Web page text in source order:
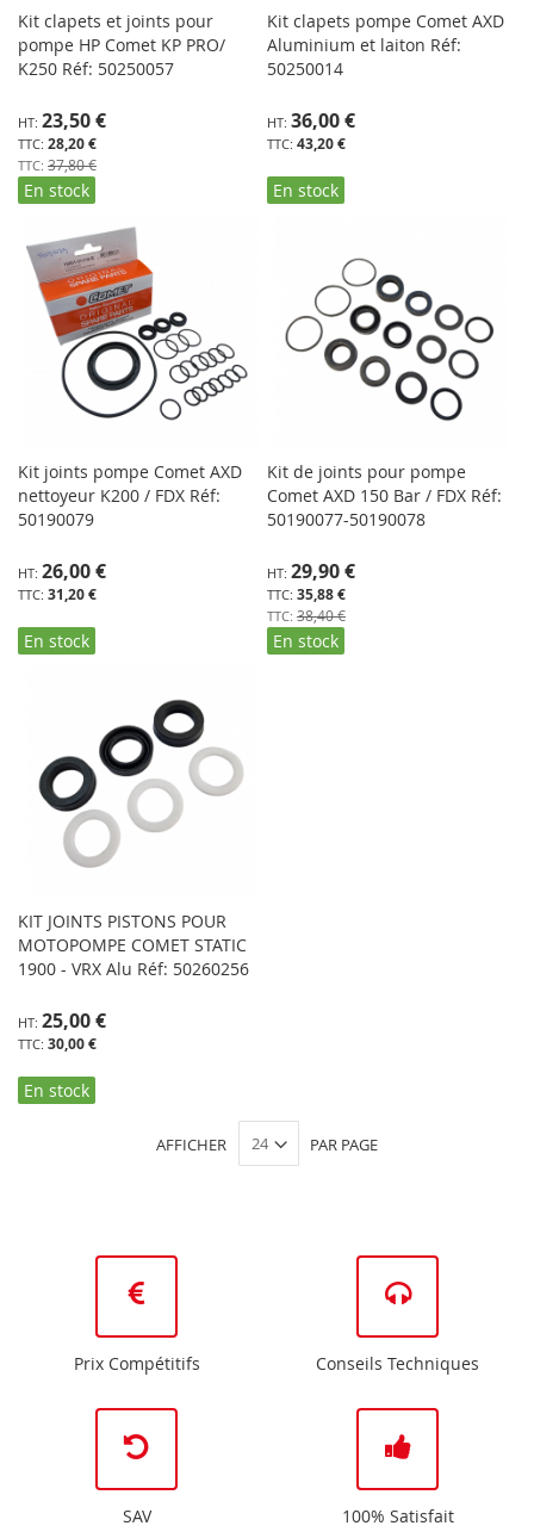
Kit clapets et joints pour
pompe HP Comet KP PRO/
K250 Réf: 50250057
Prix
Spécial28,20 €
23,50 €
37,80 €
En stock
Kit clapets pompe Comet AXD
Aluminium et laiton Réf:
50250014
43,20 €
36,00 €
En stock
Kit joints pompe Comet AXD
nettoyeur K200 / FDX Réf:
50190079
31,20 €
26,00 €
En stock
Kit de joints pour pompe
Comet AXD 150 Bar / FDX Réf:
50190077-50190078
Spécial35,88 €
29,90 €
38,40 €
En stock
KIT JOINTS PISTONS POUR
MOTOPOMPE COMET STATIC
1900 - VRX Alu Réf: 50260256
30,00 €
25,00 €
En stock
AFFICHER PAR PAGE
Prix Compétitifs Conseils Techniques
SAV 100% Satisfait